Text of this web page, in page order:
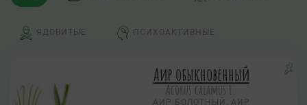
ЯДОВИТЫЕ ПСИХОАКТИВНЫЕ
Аир обыкновенный
Acorus calamus L.
АИР БОЛОТНЫЙ, АИР